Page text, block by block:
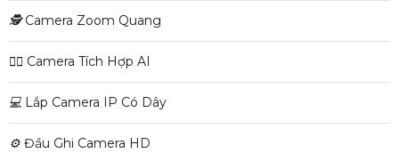
🕵️Camera Zoom Quang
🧛‍♀️ Camera Tích Hợp AI
💻 Lắp Camera IP Có Dây
⚙️ Đầu Ghi Camera HD